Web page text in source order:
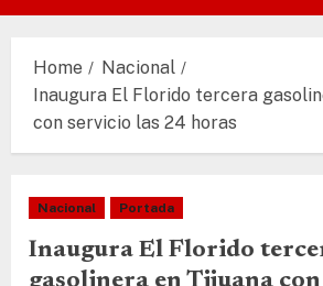
Home
Nacional
Inaugura El Florido tercera
con servicio las 24 horas
Nacional Portada
Inaugura El Florido